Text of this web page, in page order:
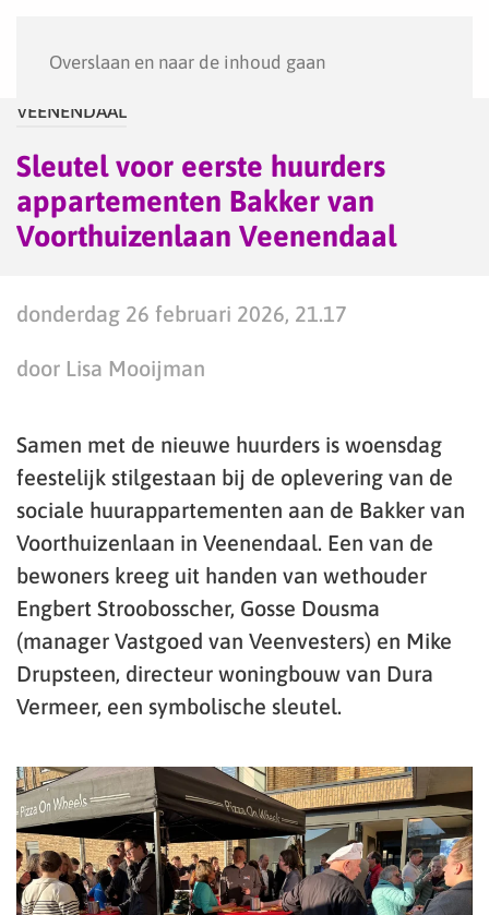
Overslaan en naar de inhoud gaan
VEENENDAAL
Sleutel voor eerste huurders
appartementen Bakker van
Voorthuizenlaan Veenendaal
donderdag 26 februari 2026, 21.17
door Lisa Mooijman
Samen met de nieuwe huurders is woensdag
feestelijk stilgestaan bij de oplevering van de
sociale huurappartementen aan de Bakker van
Voorthuizenlaan in Veenendaal. Een van de
bewoners kreeg uit handen van wethouder
Engbert Stroobosscher, Gosse Dousma
(manager Vastgoed van Veenvesters) en Mike
Drupsteen, directeur woningbouw van Dura
Vermeer, een symbolische sleutel.